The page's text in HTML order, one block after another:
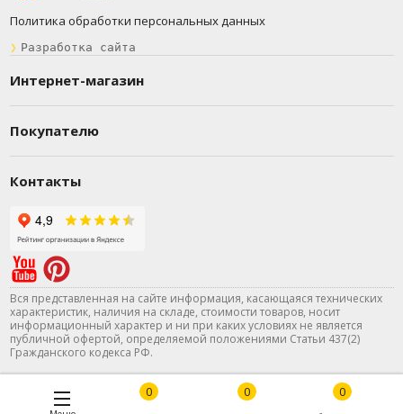
Политика обработки персональных данных
❯ Разработка сайта
Интернет-магазин
Покупателю
Контакты
Вся представленная на сайте информация, касающаяся технических
характеристик, наличия на складе, стоимости товаров, носит
информационный характер и ни при каких условиях не является
публичной офертой, определяемой положениями Статьи 437(2)
Гражданского кодекса РФ.
0 0 0